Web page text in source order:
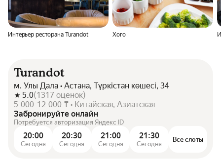
Интерьер ресторана Turandot Хого
Turandot
м. Улы Дала • Астана, Түркістан көшесі, 34
5.0(1317 оценок)
5 000-12 000 ₸ • Китайская, Азиатская
Забронируйте онлайн
Потребуется авторизация Яндекс ID
20:00
Сегодня
20:30
Сегодня
21:00
Сегодня
21:30
Сегодня
Все слоты